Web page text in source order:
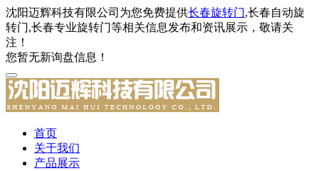
沈阳迈辉科技有限公司为您免费提供长春旋转门,长春自动旋
转门,长春专业旋转门等相关信息发布和资讯展示，敬请关
注！
您暂无新询盘信息！
首页
关于我们
产品展示